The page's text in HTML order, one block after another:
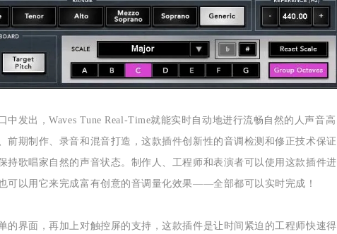
中发出，Waves Tune Real-Time就能实时自动地进行流畅自然的人声音高
前期制作、录音和混音打造，这款插件创新性的音调检测和修正技术保证
持歌唱家自然的声音状态。制作人、工程师和表演者可以使用这款插件进
可以用它来完成富有创意的音调量化效果——全部都可以实时完成！
的界面，再加上对触控屏的支持，这款插件是让时间紧迫的工程师快速得